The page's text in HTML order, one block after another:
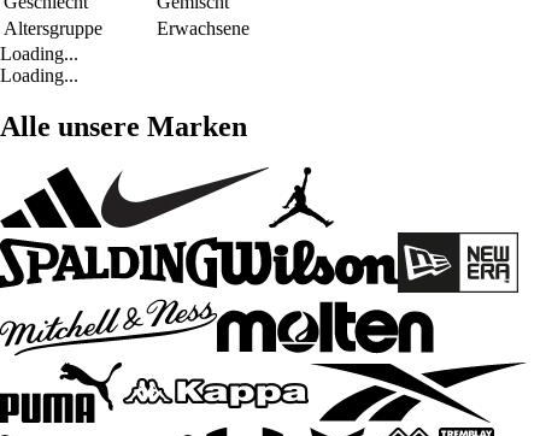
Altersgruppe
Erwachsene
Loading...
Loading...
Alle unsere Marken